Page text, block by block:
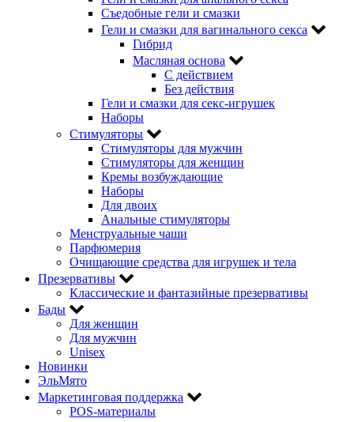
Съедобные гели и смазки
Гели и смазки для вагинального секса
Гибрид
Масляная основа
С действием
Без действия
Гели и смазки для секс-игрушек
Наборы
Стимуляторы
Стимуляторы для мужчин
Стимуляторы для женщин
Кремы возбуждающие
Наборы
Для двоих
Анальные стимуляторы
Менструальные чаши
Парфюмерия
Очищающие средства для игрушек и тела
Презервативы
Классические и фантазийные презервативы
Бады
Для женщин
Для мужчин
Unisex
Новинки
ЭльМято
Маркетинговая поддержка
POS-материалы